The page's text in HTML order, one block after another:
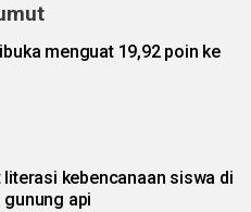
menguat 19,92 poin ke
literasi kebencanaan siswa di
api